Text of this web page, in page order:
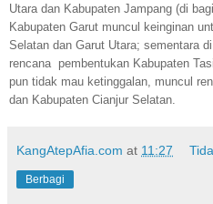
Utara dan Kabupaten Jampang (di
Kabupaten Garut muncul keinginan
Selatan dan Garut Utara; sementara
rencana pembentukan Kabupaten
pun tidak mau ketinggalan, muncul
dan Kabupaten Cianjur Selatan.
KangAtepAfia.com at 11:27
Berbagi